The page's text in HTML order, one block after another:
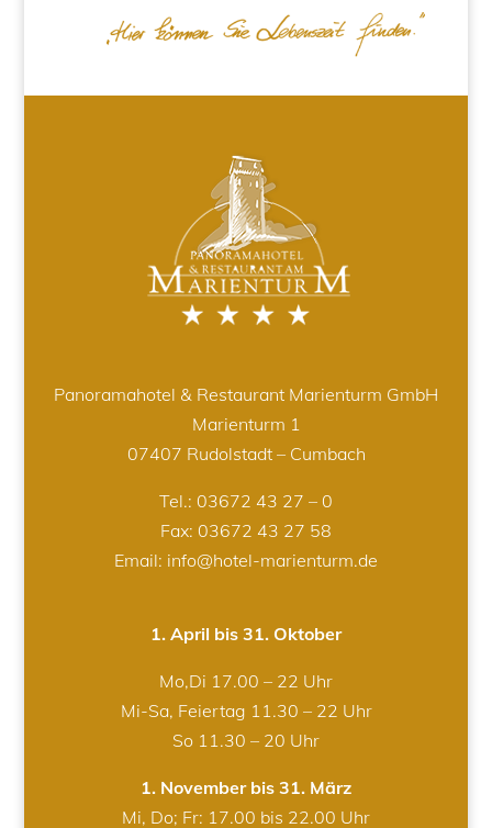
Panoramahotel & Restaurant Marienturm GmbH
Marienturm 1
07407 Rudolstadt – Cumbach
Tel.: 03672 43 27 – 0
Fax: 03672 43 27 58
Email: info@hotel-marienturm.de
1. April bis 31. Oktober
Mo,Di 17.00 – 22 Uhr
Mi-Sa, Feiertag 11.30 – 22 Uhr
So 11.30 – 20 Uhr
1. November bis 31. März
Mi, Do; Fr: 17.00 bis 22.00 Uhr